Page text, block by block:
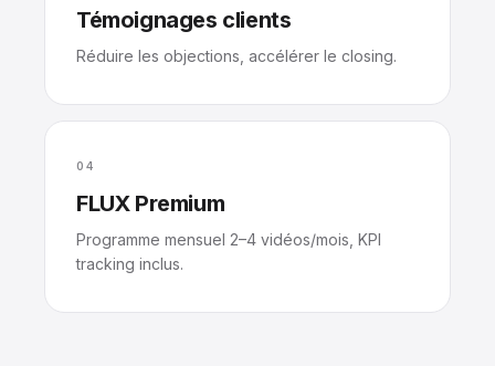
Témoignages clients
Réduire les objections, accélérer le closing.
04
FLUX Premium
Programme mensuel 2–4 vidéos/mois, KPI
tracking inclus.